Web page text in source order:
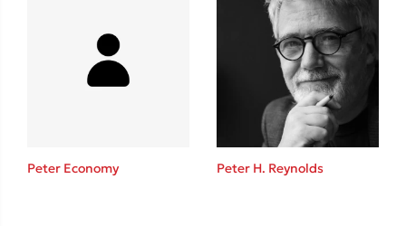
Peter Economy Peter H. Reynolds